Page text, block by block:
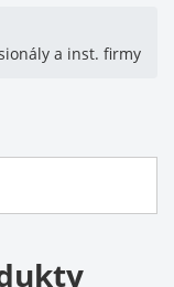
a inst. firmy